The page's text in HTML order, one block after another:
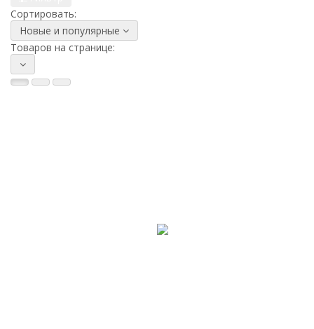
Сортировать:
Новые и популярные
Товаров на странице: